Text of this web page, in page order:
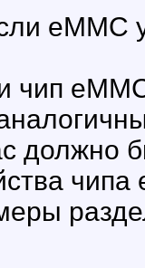
eMMC
чип
должно